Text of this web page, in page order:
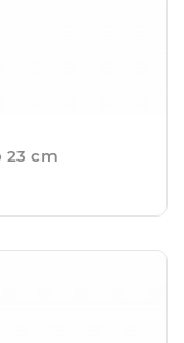
23 cm